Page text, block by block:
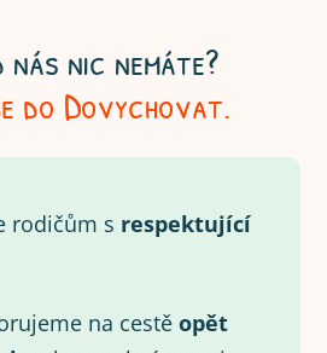
nic nemáte?
do Dovychovat.
rodičům s respektující
na cestěopět